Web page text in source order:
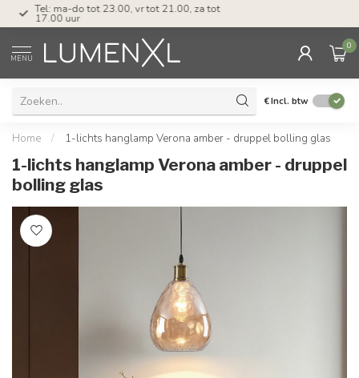
Tel: ma-do tot 23.00, vr tot 21.00, za tot
17.00 uur
MENU
0
€Incl. btw
Home / 1-lichts hanglamp Verona amber - druppel bolling glas
1-lichts hanglamp Verona amber - druppel
bolling glas